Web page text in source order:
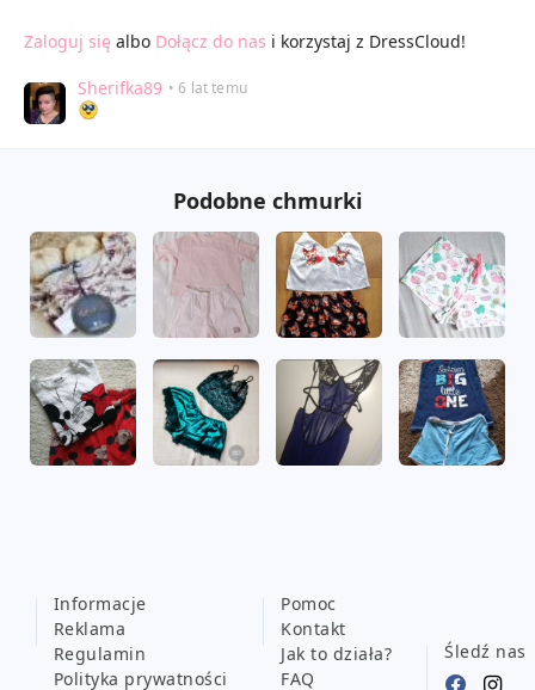
Zaloguj się albo Dołącz do nas i korzystaj z DressCloud!
Sherifka89 • 6 lat temu
Podobne chmurki
Informacje
Reklama
Regulamin
Polityka prywatności
Pomoc
Kontakt
Jak to działa?
FAQ
Śledź nas